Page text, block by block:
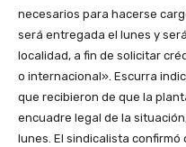
necesarios para hacerse
será entregada el lunes y
localidad, a fin de solicitar
o internacional». Escurra
que recibieron de que la
encuadre legal de la
lunes. El sindicalista